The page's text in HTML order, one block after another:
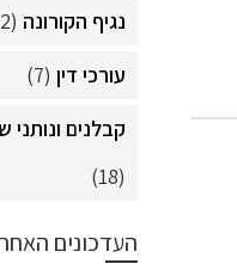
נגיף הקורונה (12)
עורכי דין (7)
קבלנים ונותני
(18)
העדכונים